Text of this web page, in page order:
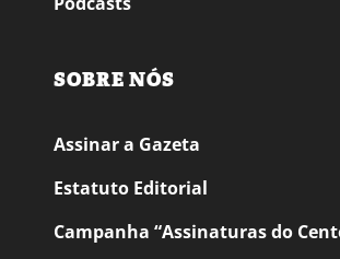
SOBRE NÓS
Assinar a Gazeta
Estatuto Editorial
Campanha “Assinaturas do